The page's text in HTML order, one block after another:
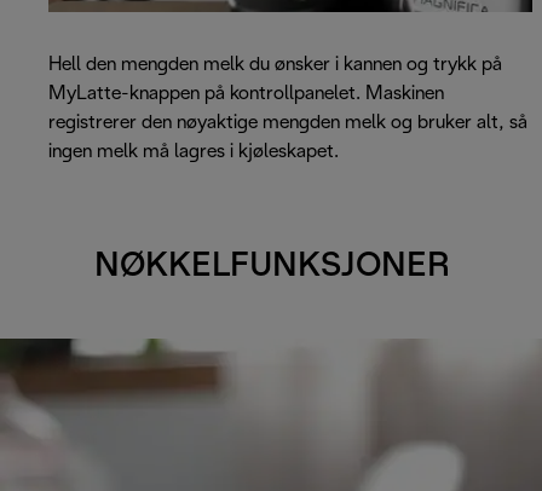
Hell den mengden melk du ønsker i kannen og trykk på
MyLatte-knappen på kontrollpanelet. Maskinen
registrerer den nøyaktige mengden melk og bruker alt, så
ingen melk må lagres i kjøleskapet.
NØKKELFUNKSJONER